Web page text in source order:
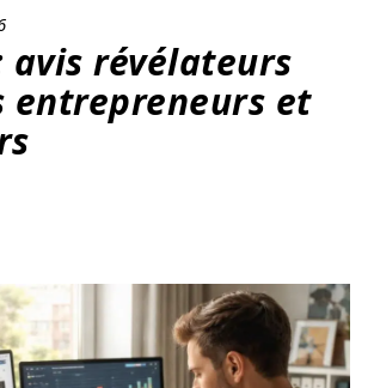
avis révélateurs
entrepreneurs et